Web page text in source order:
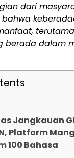
dari
berada dalam
Jangkauan
Platform
100 Bahasa